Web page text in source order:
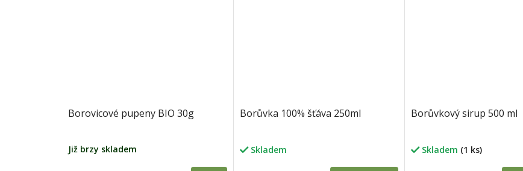
Borovicové pupeny BIO 30g
Již brzy skladem
Borůvka 100% šťáva 250ml
Skladem
Borůvkový sirup 500 ml
Skladem (1 ks)